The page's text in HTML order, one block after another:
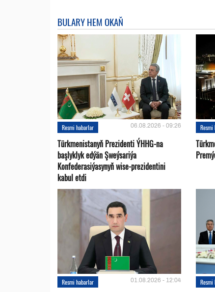
BULARY HEM OKAŇ
Resmi habarlar 06.08.2026 - 09:26
Türkmenistanyň Prezidenti ÝHHG-na
başlyklyk edýän Şweýsariýa
Konfederasiýasynyň wise-prezidentini
kabul etdi
Resmi habarlar 01.08.2026 - 12:04